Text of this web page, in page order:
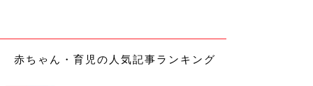
赤ちゃん・育児の人気記事ランキング